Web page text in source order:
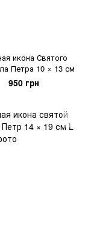
икона Святого
Петра 10 × 13 см
950 грн